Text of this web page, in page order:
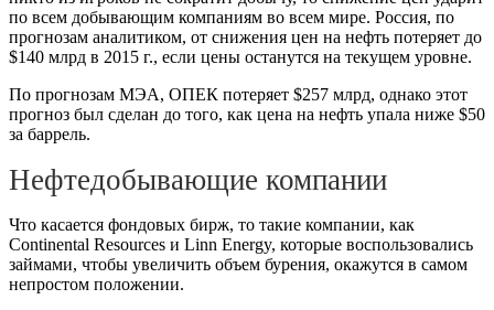
по всем добывающим компаниям во всем мире. Россия, по
прогнозам аналитиком, от снижения цен на нефть потеряет до
$140 млрд в 2015 г., если цены останутся на текущем уровне.
По прогнозам МЭА, ОПЕК потеряет $257 млрд, однако этот
прогноз был сделан до того, как цена на нефть упала ниже $50
за баррель.
Нефтедобывающие компании
Что касается фондовых бирж, то такие компании, как
Continental Resources и Linn Energy, которые воспользовались
займами, чтобы увеличить объем бурения, окажутся в самом
непростом положении.